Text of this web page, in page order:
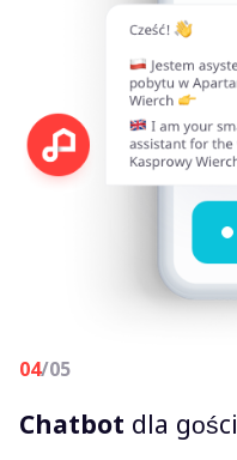
04/05
Chatbot dla gości